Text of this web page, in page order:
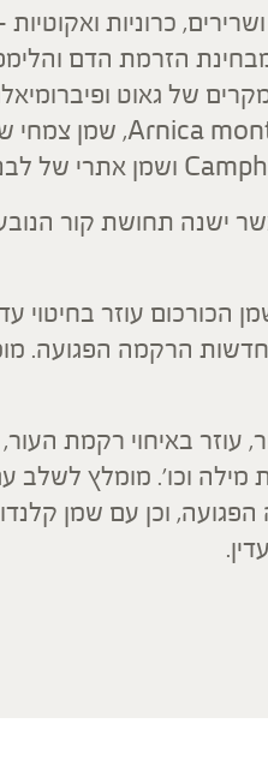
כרוניות
הזרמת הדם
של גאוט
כאשר ישנה תחושת קור
הכורכום עוזר בחיטוי
הרקמה הפגועה.
עוזר באיחוי רקמת